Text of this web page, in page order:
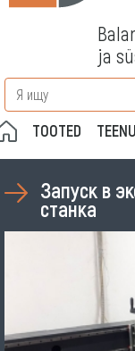
ja
TOOTED
Запуск в
станка